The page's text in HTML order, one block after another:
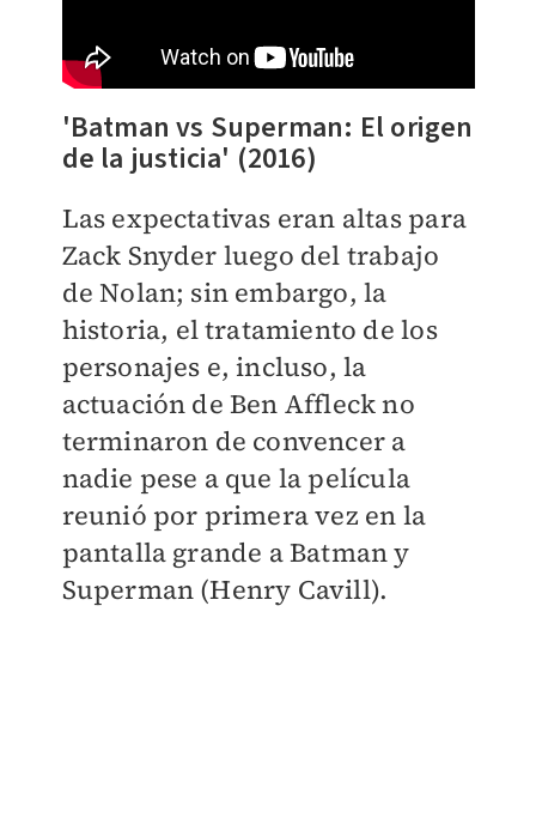
'Batman vs Superman: El origen
de la justicia' (2016)
Las expectativas eran altas para
Zack Snyder luego del trabajo
de Nolan; sin embargo, la
historia, el tratamiento de los
personajes e, incluso, la
actuación de Ben Affleck no
terminaron de convencer a
nadie pese a que la película
reunió por primera vez en la
pantalla grande a Batman y
Superman (Henry Cavill).